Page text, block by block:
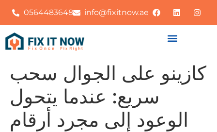
0564483648 info@fixitnow.ae
كازينو على الجوال سحب
سريع: عندما يتحول
الوعود إلى مجرد أرقام